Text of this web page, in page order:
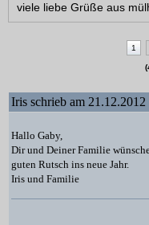
viele liebe Grüße aus
1
Iris schrieb am
Hallo Gaby,
Dir und Deiner Familie
guten Rutsch ins neue Jahr.
Iris und Familie